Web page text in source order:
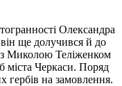
Олександра
ще долучився й до
з Миколою Теліженком
міста Черкаси. Поряд
гербів на замовлення.